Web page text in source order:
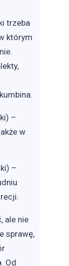
trzeba
którym
–
w
–
ale nie
sprawę,
. Od